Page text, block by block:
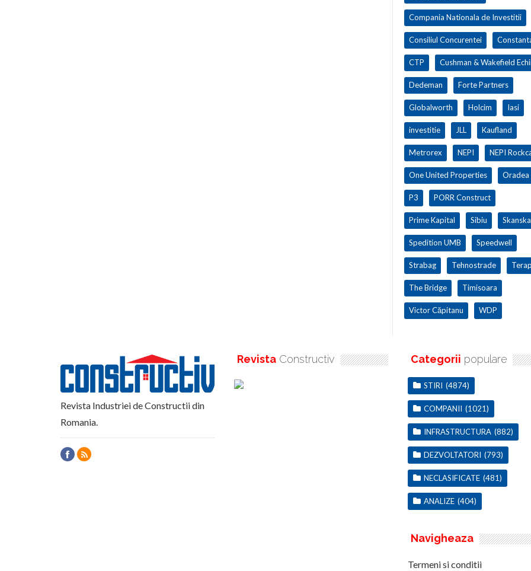
Compania Nationala de Investitii
Consiliul Concurentei
CTP Cushman & Wakefield
Dedeman Forte Partners
Globalworth Holcim Iasi
investitie JLL Kaufland
Metrorex NEPI NEPI
One United Properties Oradea
P3 PORR Construct
Prime Kapital Sibiu Skanska
Spedition UMB Speedwell
Strabag Tehnostrade
The Bridge Timisoara
Victor Căpitanu WDP
Revista Industriei de Constructii din
Romania.
Revista Constructiv Categorii populare
STIRI (4874)
COMPANII (1021)
INFRASTRUCTURA (882)
DEZVOLTATORI (793)
NECLASIFICATE (481)
ANALIZE (404)
Navigheaza
Termeni si conditii